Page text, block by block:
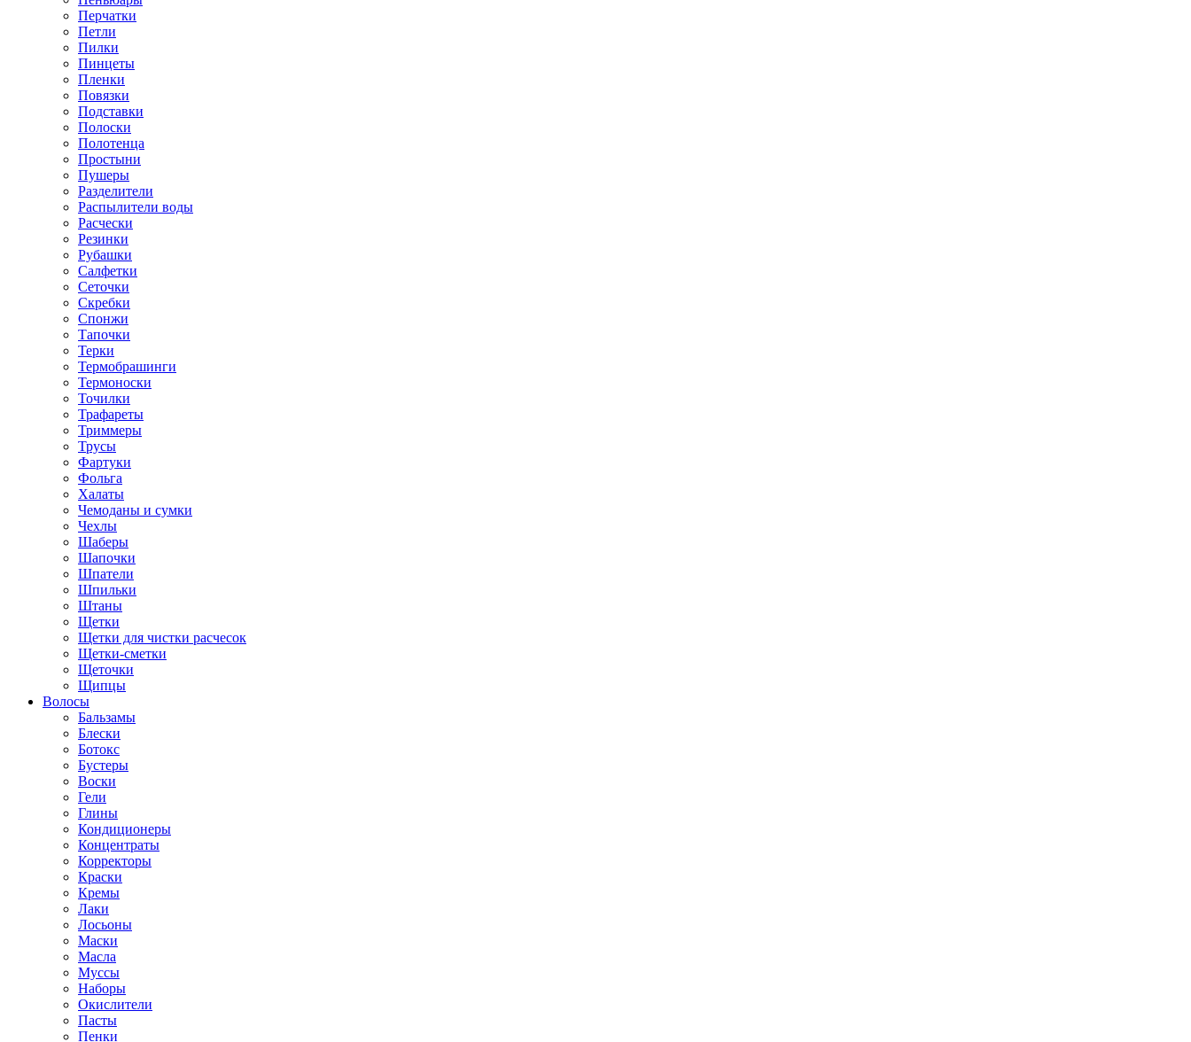
Перчатки
Петли
Пилки
Пинцеты
Пленки
Повязки
Подставки
Полоски
Полотенца
Простыни
Пушеры
Разделители
Распылители воды
Расчески
Резинки
Рубашки
Салфетки
Сеточки
Скребки
Спонжи
Тапочки
Терки
Термобрашинги
Термоноски
Точилки
Трафареты
Триммеры
Трусы
Фартуки
Фольга
Халаты
Чемоданы и сумки
Чехлы
Шаберы
Шапочки
Шпатели
Шпильки
Штаны
Щетки
Щетки для чистки расчесок
Щетки-сметки
Щеточки
Щипцы
Волосы
Бальзамы
Блески
Ботокс
Бустеры
Воски
Гели
Глины
Кондиционеры
Концентраты
Корректоры
Краски
Кремы
Лаки
Лосьоны
Маски
Масла
Муссы
Наборы
Окислители
Пасты
Пенки